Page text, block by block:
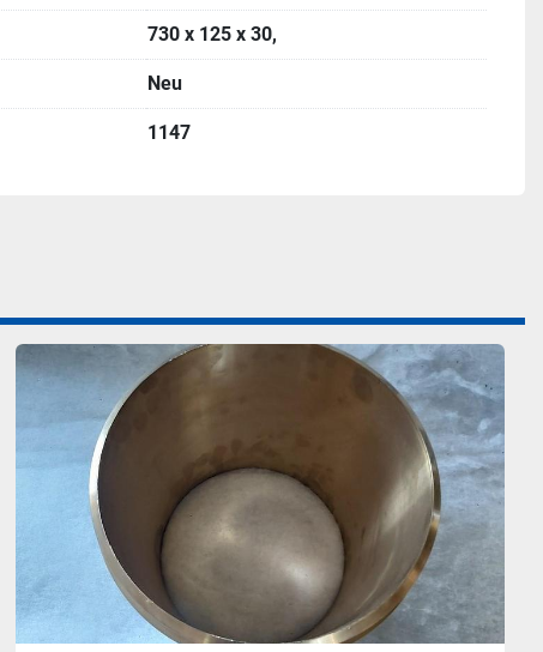
730 x 125 x 30,
Neu
1147